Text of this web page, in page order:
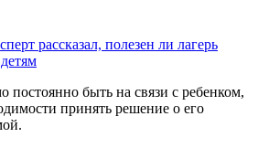
рассказал, полезен ли лагерь
постоянно быть на связи с ребенком,
принять решение о его